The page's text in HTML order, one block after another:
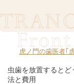
虎ノ門の歯医者｢
虫歯を放置すると
法と費用